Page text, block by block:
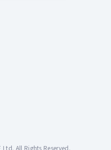
All Rights Reserved.